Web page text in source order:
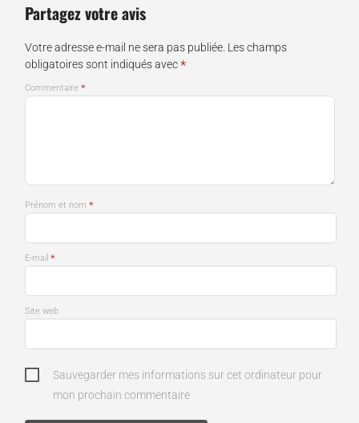
Partagez votre avis
Votre adresse e-mail ne sera pas publiée. Les champs
obligatoires sont indiqués avec*
Commentaire *
Prénom et nom *
E-mail *
Site web
Sauvegarder mes informations sur cet ordinateur pour
mon prochain commentaire